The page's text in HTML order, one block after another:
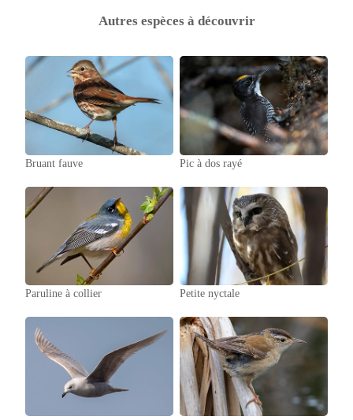
Autres espèces à découvrir
Bruant fauve Pic à dos rayé
Paruline à collier Petite nyctale